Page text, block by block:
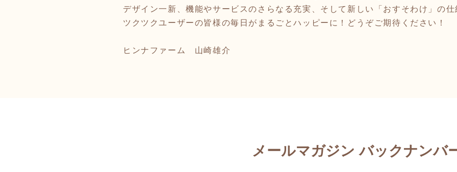
デザイン一新、機能やサービスのさらなる充実、そして新しい「おすそわけ」の仕
ツクツクユーザーの皆様の毎日がまるごとハッピーに！どうぞご期待ください！
ヒンナファーム 山崎雄介
メールマガジン バックナンバ